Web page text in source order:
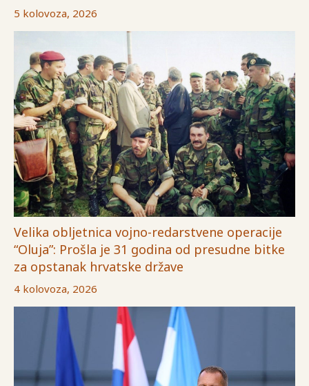
5 kolovoza, 2026
Velika obljetnica vojno-redarstvene operacije
“Oluja”: Prošla je 31 godina od presudne bitke
za opstanak hrvatske države
4 kolovoza, 2026